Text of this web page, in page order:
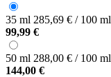
35 ml 285,69 € / 100 ml
99,99 €
50 ml 288,00 € / 100 ml
144,00 €